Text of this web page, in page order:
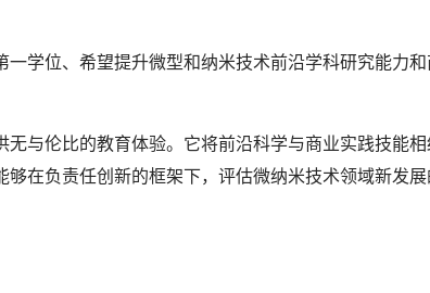
学位、希望提升微型和纳米技术前沿学科研究能力
与伦比的教育体验。它将前沿科学与商业实践技能
在负责任创新的框架下，评估微纳米技术领域新发